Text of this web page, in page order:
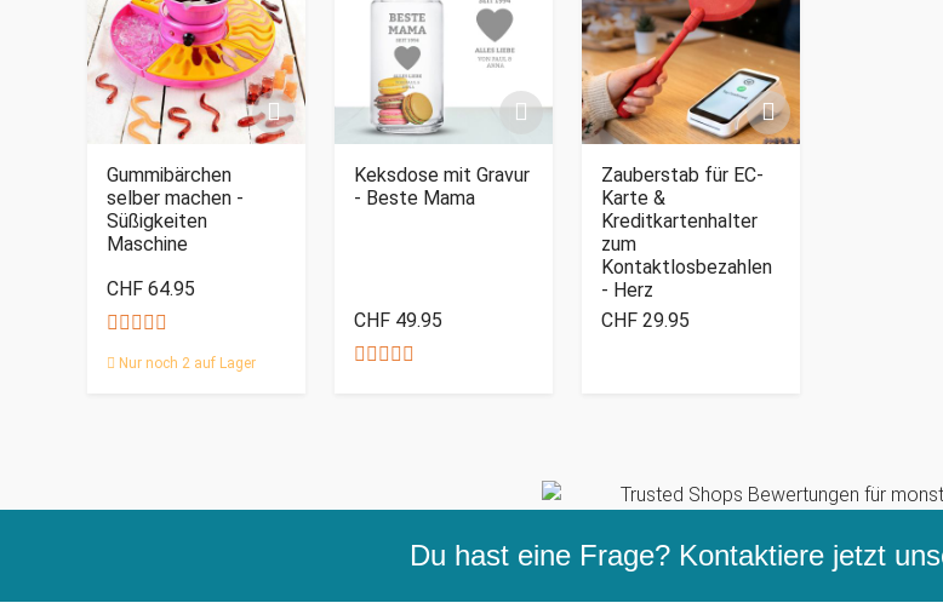
Gummibärchen
selber machen -
Süßigkeiten
Maschine
CHF 64.95
Nur noch 2 auf Lager
Keksdose mit Gravur
- Beste Mama
CHF 49.95
Zauberstab für EC-
Karte &
Kreditkartenhalter
zum
Kontaktlosbezahlen
- Herz
CHF 29.95
Du hast eine Frage? Kontaktiere jetzt